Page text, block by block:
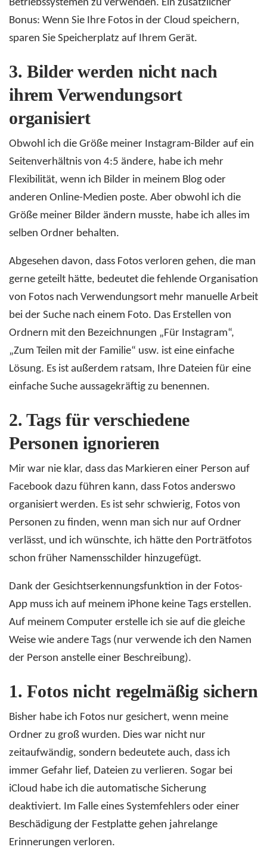
Betriebssystemen zu verwenden. Ein zusätzlicher
Bonus: Wenn Sie Ihre Fotos in der Cloud speichern,
sparen Sie Speicherplatz auf Ihrem Gerät.
3.Bilder werden nicht nach
ihrem Verwendungsort
organisiert
Obwohl ich die Größe meiner Instagram-Bilder auf ein
Seitenverhältnis von 4:5 ändere, habe ich mehr
Flexibilität, wenn ich Bilder in meinem Blog oder
anderen Online-Medien poste. Aber obwohl ich die
Größe meiner Bilder ändern musste, habe ich alles im
selben Ordner behalten.
Abgesehen davon, dass Fotos verloren gehen, die man
gerne geteilt hätte, bedeutet die fehlende Organisation
von Fotos nach Verwendungsort mehr manuelle Arbeit
bei der Suche nach einem Foto. Das Erstellen von
Ordnern mit den Bezeichnungen „Für Instagram“,
„Zum Teilen mit der Familie“ usw. ist eine einfache
Lösung. Es ist außerdem ratsam, Ihre Dateien für eine
einfache Suche aussagekräftig zu benennen.
2.Tags für verschiedene
Personen ignorieren
Mir war nie klar, dass das Markieren einer Person auf
Facebook dazu führen kann, dass Fotos anderswo
organisiert werden. Es ist sehr schwierig, Fotos von
Personen zu finden, wenn man sich nur auf Ordner
verlässt, und ich wünschte, ich hätte den Porträtfotos
schon früher Namensschilder hinzugefügt.
Dank der Gesichtserkennungsfunktion in der Fotos-
App muss ich auf meinem iPhone keine Tags erstellen.
Auf meinem Computer erstelle ich sie auf die gleiche
Weise wie andere Tags (nur verwende ich den Namen
der Person anstelle einer Beschreibung).
1.Fotos nicht regelmäßig sichern
Bisher habe ich Fotos nur gesichert, wenn meine
Ordner zu groß wurden. Dies war nicht nur
zeitaufwändig, sondern bedeutete auch, dass ich
immer Gefahr lief, Dateien zu verlieren. Sogar bei
iCloud habe ich die automatische Sicherung
deaktiviert. Im Falle eines Systemfehlers oder einer
Beschädigung der Festplatte gehen jahrelange
Erinnerungen verloren.